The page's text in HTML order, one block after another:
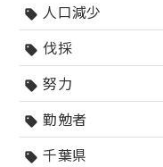
sell 人口減少
sell 伐採
sell 努力
sell 勤勉者
sell 千葉県